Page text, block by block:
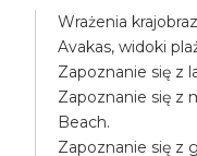
Wrażenia
Avakas, widoki
Zapoznanie się z
Zapoznanie się z
Beach.
Zapoznanie się z